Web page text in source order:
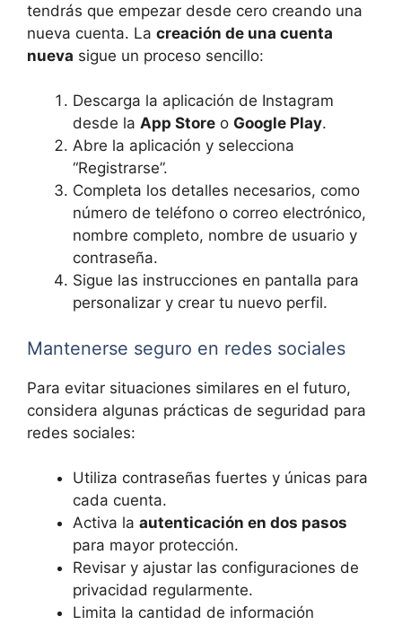
tendrás que empezar desde cero creando una
nueva cuenta. La creación de una cuenta
nueva sigue un proceso sencillo:
Descarga la aplicación de Instagram
desde la App Store o Google Play.
Abre la aplicación y selecciona
“Registrarse”.
Completa los detalles necesarios, como
número de teléfono o correo electrónico,
nombre completo, nombre de usuario y
contraseña.
Sigue las instrucciones en pantalla para
personalizar y crear tu nuevo perfil.
Mantenerse seguro en redes sociales
Para evitar situaciones similares en el futuro,
considera algunas prácticas de seguridad para
redes sociales:
Utiliza contraseñas fuertes y únicas para
cada cuenta.
Activa la autenticación en dos pasos
para mayor protección.
Revisar y ajustar las configuraciones de
privacidad regularmente.
Limita la cantidad de información